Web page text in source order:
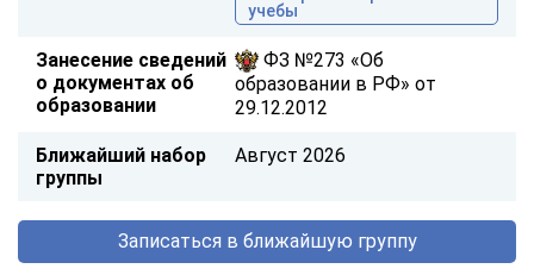
учебы
Занесение сведений
о документах об
образовании
ФЗ №273 «Об
образовании в РФ» от
29.12.2012
Ближайший набор
группы
Август 2026
Записаться в ближайшую группу